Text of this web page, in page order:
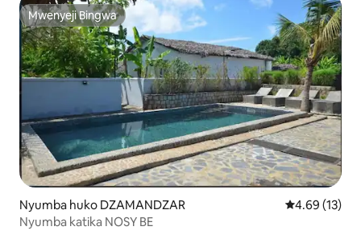
Mwenyeji Bingwa
Mwenyeji Bingwa
Nyumba huko DZAMANDZAR Ukadiriaji wa
4.69 (13)
Nyumba katika NOSY BE